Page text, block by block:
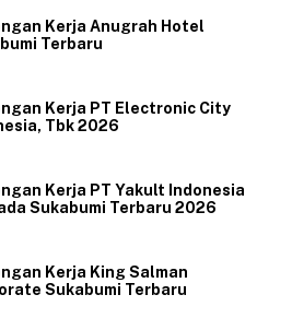
Kerja Anugrah Hotel
Terbaru
Kerja PT Electronic City
Tbk 2026
Kerja PT Yakult Indonesia
Sukabumi Terbaru 2026
Kerja King Salman
Sukabumi Terbaru